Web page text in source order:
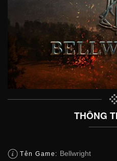
THÔNG
Tên Game: Bellwright